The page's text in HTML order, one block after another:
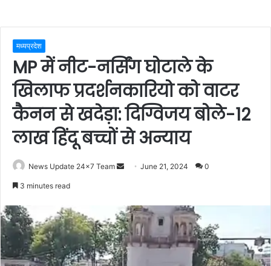
मध्यप्रदेश
MP में नीट-नर्सिंग घोटाले के
खिलाफ प्रदर्शनकारियो को वाटर
कैनन से खदेड़ा: दिग्विजय बोले-12
लाख हिंदू बच्चों से अन्याय
News Update 24x7 Team
Send June 21, 2024 0
3 minutes read